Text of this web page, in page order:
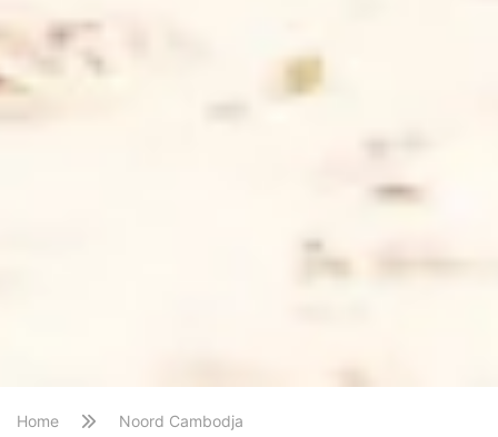
Home Noord Cambodja